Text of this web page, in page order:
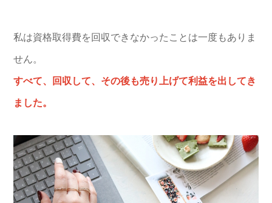
私は資格取得費を回収できなかったことは一度もありま
せん。
すべて、回収して、その後も売り上げて利益を出してき
ました。